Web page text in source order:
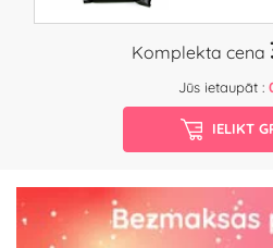
Komplekta cena
Jūs ietaupāt :
IELIKT